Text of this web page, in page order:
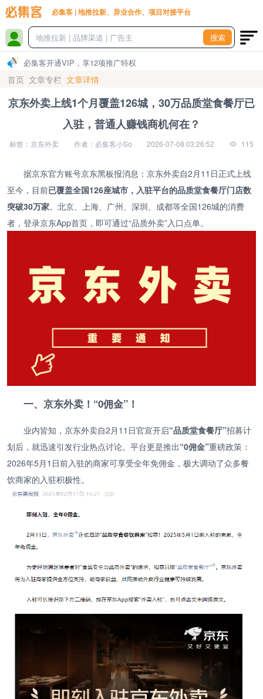
必集客 | 地推拉新、异业合作、项目对接平台
搜索
必集客开通VIP，享12项推广特权
首页 文章专栏 文章详情
京东外卖上线1个月覆盖126城，30万品质堂食餐厅已
入驻，普通人赚钱商机何在？
标签：京东外卖 作者：必集客小So 2026-07-08 03:26:52 115
据京东官方账号京东黑板报消息：京东外卖自2月11日正式上线
至今，目前已覆盖全国126座城市，入驻平台的品质堂食餐厅门店数
突破30万家。北京、上海、广州、深圳、成都等全国126城的消费
者，登录京东App首页，即可通过“品质外卖”入口点单。
一、京东外卖！“0佣金”！
业内皆知，京东外卖自2月11日官宣开启“品质堂食餐厅”招募计
划后，就迅速引发行业热点讨论。平台更是推出“0佣金”重磅政策：
2026年5月1日前入驻的商家可享受全年免佣金，极大调动了众多餐
饮商家的入驻积极性。